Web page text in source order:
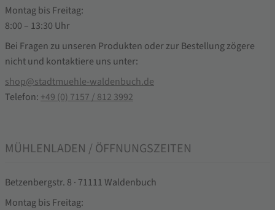
Montag bis Freitag:
8:00 – 13:30 Uhr
Bei Fragen zu unseren Produkten oder zur Bestellung zögere
nicht und kontaktiere uns unter:
shop@stadtmuehle-waldenbuch.de
Telefon: +49 (0) 7157 / 812 3992
MÜHLENLADEN / ÖFFNUNGSZEITEN
Betzenbergstr. 8 · 71111 Waldenbuch
Montag bis Freitag: